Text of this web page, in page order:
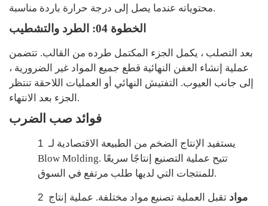
محتوياته عندما يصل إلى درجة حرارة باردة مناسبة.
الخطوة 04: الطرد والتشطيب
بعد التصلب ، يكمل الجزء المكتمل طرده من القالب. تتضمن
عملية إنشاء العفن النهائية قطع جميع المواد غير الضرورية ،
إلى جانب العيوب. التفتيش النهائي أو العمليات اللاحقة تنتظر
الجزء بعد الانتهاء.
فوائد صب الضرب
1 يستفيد الإنتاج الضخم من الطبيعة الاقتصادية لـ
Blow Molding. تتيح عملية التصنيع إنتاجًا سريعًا
للمنتجات التي لديها طلب مرتفع في السوق.
2
مواد